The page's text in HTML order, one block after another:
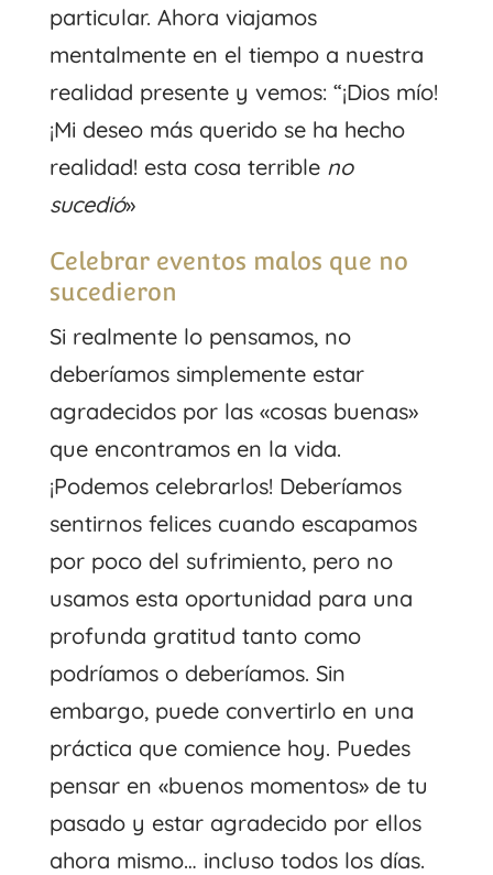
particular. Ahora viajamos
mentalmente en el tiempo a nuestra
realidad presente y vemos: “¡Dios mío!
¡Mi deseo más querido se ha hecho
realidad! esta cosa terrible no
sucedió»
Celebrar eventos malos que no
sucedieron
Si realmente lo pensamos, no
deberíamos simplemente estar
agradecidos por las «cosas buenas»
que encontramos en la vida.
¡Podemos celebrarlos! Deberíamos
sentirnos felices cuando escapamos
por poco del sufrimiento, pero no
usamos esta oportunidad para una
profunda gratitud tanto como
podríamos o deberíamos. Sin
embargo, puede convertirlo en una
práctica que comience hoy. Puedes
pensar en «buenos momentos» de tu
pasado y estar agradecido por ellos
ahora mismo… incluso todos los días.